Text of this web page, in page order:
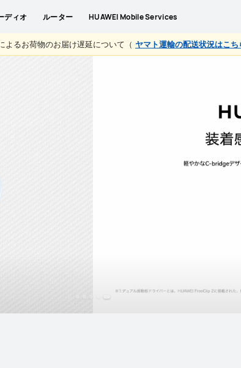
ディオ ルーター HUAWEI Mobile Services
よるお荷物のお届け遅延について（ ヤマト運輸の配送状況はこち